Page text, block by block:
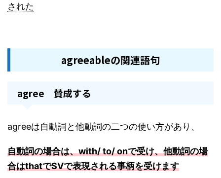
された
agreeableの関連語句
agree 賛成する
agreeは自動詞と他動詞の二つの使い方があり、
自動詞の場合は、with/ to/ onで受け、他動詞の場
合はthatでSVで表現される事柄を受けます